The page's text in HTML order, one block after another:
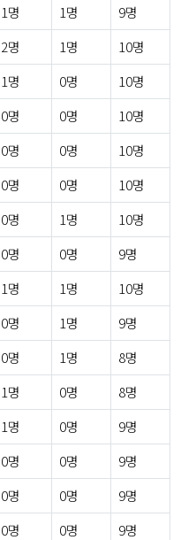
1명 1명
9명
2명 1명
10명
1명 0명
10명
0명 0명
10명
0명 0명
10명
0명 0명
10명
0명 1명
10명
0명 0명
9명
1명 1명
10명
0명 1명
9명
0명 1명
8명
1명 0명
8명
1명 0명
9명
0명 0명
9명
0명 0명
9명
0명 0명
9명